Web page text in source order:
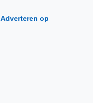
Adverteren op